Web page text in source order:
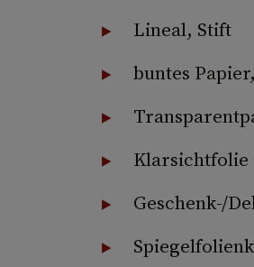
Lineal, Stift
buntes
Klarsichtfolie
Geschenk­-/